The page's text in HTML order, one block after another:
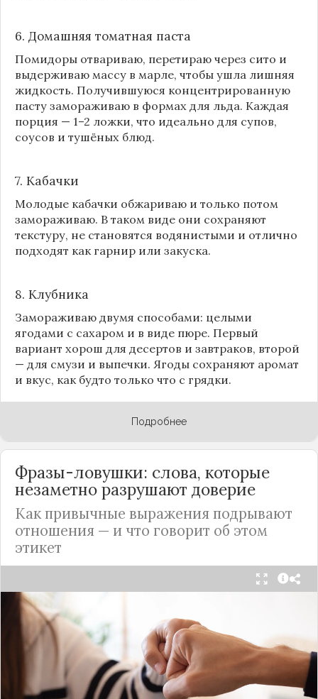
6. Домашняя томатная паста
Помидоры отвариваю, перетираю через сито и
выдерживаю массу в марле, чтобы ушла лишняя
жидкость. Получившуюся концентрированную
пасту замораживаю в формах для льда. Каждая
порция — 1–2 ложки, что идеально для супов,
соусов и тушёных блюд.
7. Кабачки
Молодые кабачки обжариваю и только потом
замораживаю. В таком виде они сохраняют
текстуру, не становятся водянистыми и отлично
подходят как гарнир или закуска.
8. Клубника
Замораживаю двумя способами: целыми
ягодами с сахаром и в виде пюре. Первый
вариант хорош для десертов и завтраков, второй
— для смузи и выпечки. Ягоды сохраняют аромат
и вкус, как будто только что с грядки.
Подробнее
Фразы-ловушки: слова, которые
незаметно разрушают доверие
Как привычные выражения подрывают
отношения — и что говорит об этом
этикет
Мы часто думаем, что доверие рушится из-за
серьёзных предательств. Но на самом деле оно
трещит по швам гораздо раньше — в момент,
когда в разговоре звучит невинная на первый
взгляд фраза. Подробнее об этом рассказывает
«Этикет и психология общения» на Дзене.